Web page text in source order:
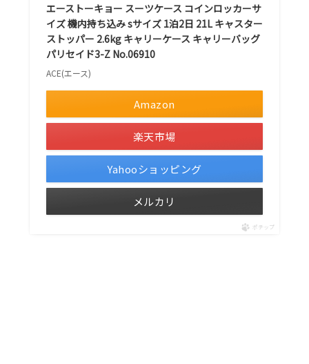
エーストーキョー スーツケース コインロッカーサ
イズ 機内持ち込み sサイズ 1泊2日 21L キャスター
ストッパー 2.6kg キャリーケース キャリーバッグ
パリセイド3-Z No.06910
ACE(エース)
Amazon
楽天市場
Yahooショッピング
メルカリ
ポチップ